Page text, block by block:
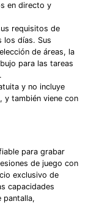
en directo y
requisitos de
los días. Sus
de áreas, la
para las tareas
y no incluye
y también viene con
para grabar
de juego con
exclusivo de
capacidades
pantalla,